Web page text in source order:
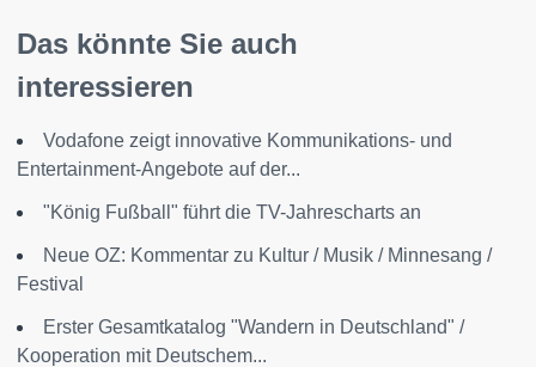
Das könnte Sie auch
interessieren
Vodafone zeigt innovative Kommunikations- und
Entertainment-Angebote auf der...
"König Fußball" führt die TV-Jahrescharts an
Neue OZ: Kommentar zu Kultur / Musik / Minnesang /
Festival
Erster Gesamtkatalog "Wandern in Deutschland" /
Kooperation mit Deutschem...